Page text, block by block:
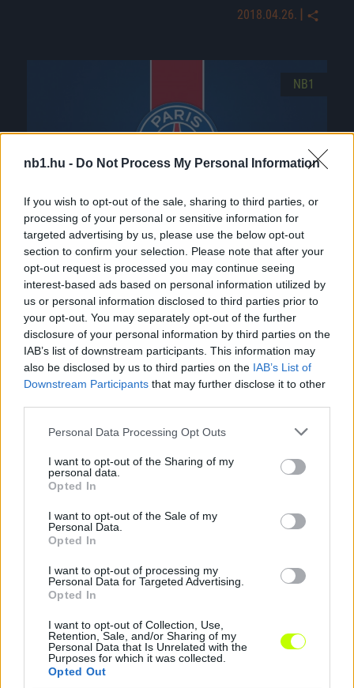
nb1.hu - Do Not Process My Personal Information
If you wish to opt-out of the sale, sharing to third parties, or
processing of your personal or sensitive information for
targeted advertising by us, please use the below opt-out
section to confirm your selection. Please note that after your
opt-out request is processed you may continue seeing
interest-based ads based on personal information utilized by
us or personal information disclosed to third parties prior to
your opt-out. You may separately opt-out of the further
disclosure of your personal information by third parties on the
IAB’s list of downstream participants. This information may
also be disclosed by us to third parties on the IAB’s List of
Downstream Participants that may further disclose it to other
Please note that this website/app uses one or more Google
not limited to your visit or usage behaviour. You may click to
grant or deny consent to Google and its third-party tags to
use your data for below specified purposes in below Google
consent section.
Personal Data Processing Opt Outs
I want to opt-out of the Sharing of my
personal data.
Opted In
I want to opt-out of the Sale of my
Personal Data.
Opted In
I want to opt-out of processing my
Personal Data for Targeted Advertising.
Opted In
I want to opt-out of Collection, Use,
Retention, Sale, and/or Sharing of my
Personal Data that Is Unrelated with the
Purposes for which it was collected.
Opted Out
2018.04.26. |
NB1
PSG: a L’Équipe másik új edzőről tud
A francia L’Équipe című sportnapilap szerint
Thomas Tuchel válthatja a Paris Saint-Germain
labdarúgócsapatának kispadján Unai Emeryt.
A spanyol […]
2018.03.30. |
NB1
Állítólag megvan a PSG új edzője
A francia RMC Sport értesülései szerint a PSG
vezetősége kiválasztotta azt az edzőt, aki
Unai Emeryt követi a klub kispadján. […]